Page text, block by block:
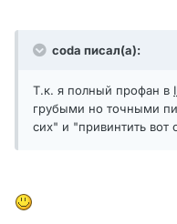
coda писал(а):
Т.к. я полный профан в
грубыми но точными
сих" и "привинтить вот